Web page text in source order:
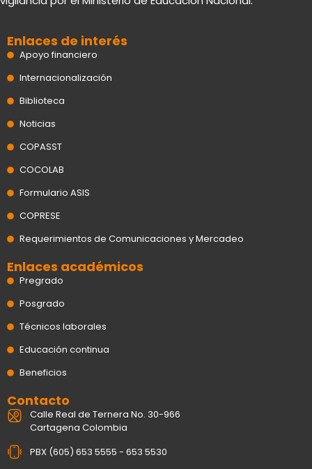
u e
n
b
k
i
e
r
a
Enlaces de interés
Apoyo financiero
Internacionalización
Biblioteca
Noticias
COPASST
COCOLAB
Formulario ASIS
COPRESE
Requerimientos de Comunicaciones y Mercadeo
Enlaces académicos
Pregrado
Posgrado
Técnicos laborales
Educación continua
Beneficios
Contacto
Calle Real de Ternera No. 30-966
Cartagena Colombia
PBX (605) 653 5555 - 653 5530